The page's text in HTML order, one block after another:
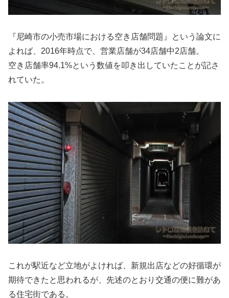
『尼崎市の小売市場における空き店舗問題』という論文に
よれば、2016年時点で、営業店舗が34店舗中2店舗。
空き店舗率94.1%という数値を叩き出していたことが記さ
れていた。
これが駅近など立地がよければ、新規出店などの好循環が
期待できたと思われるが、先述のとおり交通の便に難があ
る住宅街である。